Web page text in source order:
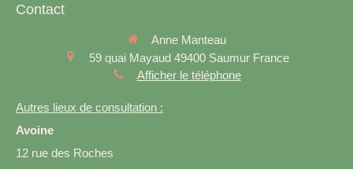
Contact
Anne Manteau
59 quai Mayaud 49400 Saumur France
Afficher le téléphone
Autres lieux de consultation :
Avoine
12 rue des Roches